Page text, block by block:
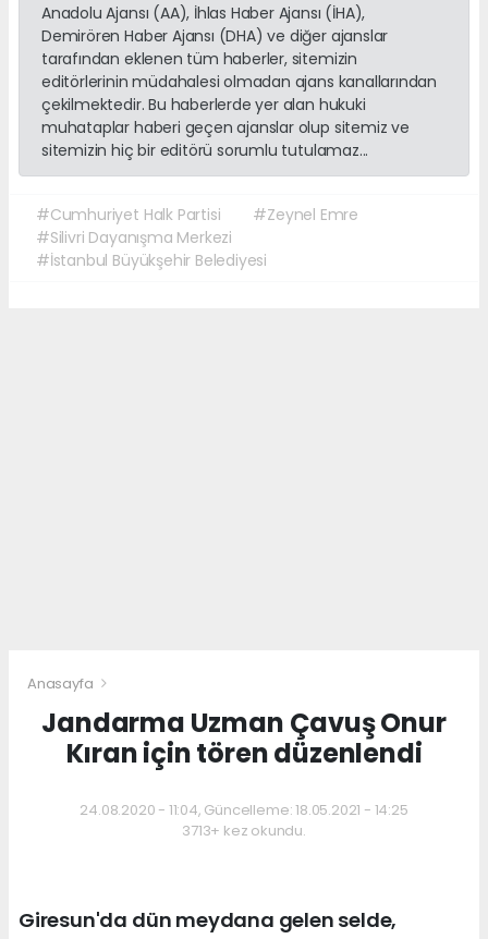
Anadolu Ajansı (AA), İhlas Haber Ajansı (İHA),
Demirören Haber Ajansı (DHA) ve diğer ajanslar
tarafından eklenen tüm haberler, sitemizin
editörlerinin müdahalesi olmadan ajans kanallarından
çekilmektedir. Bu haberlerde yer alan hukuki
muhataplar haberi geçen ajanslar olup sitemiz ve
sitemizin hiç bir editörü sorumlu tutulamaz...
#Cumhuriyet Halk Partisi
#Zeynel Emre
#Silivri Dayanışma Merkezi
#İstanbul Büyükşehir Belediyesi
Anasayfa
Jandarma Uzman Çavuş Onur
Kıran için tören düzenlendi
24.08.2020 - 11:04, Güncelleme: 18.05.2021 - 14:25
3713+ kez okundu.
Giresun'da dün meydana gelen selde,